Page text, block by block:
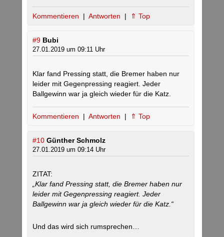
Kommentieren | Antworten | ⇑ Top
#9 Bubi
27.01.2019 um 09:11 Uhr
Klar fand Pressing statt, die Bremer haben nur
leider mit Gegenpressing reagiert. Jeder
Ballgewinn war ja gleich wieder für die Katz.
Kommentieren | Antworten | ⇑ Top
#10 Günther Schmolz
27.01.2019 um 09:14 Uhr
ZITAT:
„Klar fand Pressing statt, die Bremer haben nur
leider mit Gegenpressing reagiert. Jeder
Ballgewinn war ja gleich wieder für die Katz.“
Und das wird sich rumsprechen…